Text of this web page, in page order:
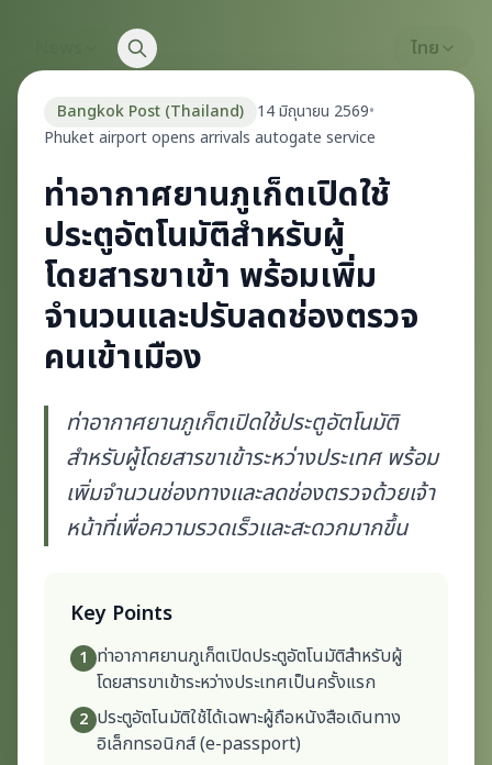
ไทย
Bangkok Post (Thailand) 14 มิถุนายน 2569•
Phuket airport opens arrivals autogate service
ท่าอากาศยานภูเก็ตเปิดใช้
ประตูอัตโนมัติสำหรับผู้
โดยสารขาเข้า พร้อมเพิ่ม
จำนวนและปรับลดช่องตรวจ
คนเข้าเมือง
ท่าอากาศยานภูเก็ตเปิดใช้ประตูอัตโนมัติ
สำหรับผู้โดยสารขาเข้าระหว่างประเทศ พร้อม
เพิ่มจำนวนช่องทางและลดช่องตรวจด้วยเจ้า
หน้าที่เพื่อความรวดเร็วและสะดวกมากขึ้น
Key Points
1 ท่าอากาศยานภูเก็ตเปิดประตูอัตโนมัติสำหรับผู้
โดยสารขาเข้าระหว่างประเทศเป็นครั้งแรก
2 ประตูอัตโนมัติใช้ได้เฉพาะผู้ถือหนังสือเดินทาง
อิเล็กทรอนิกส์ (e-passport)